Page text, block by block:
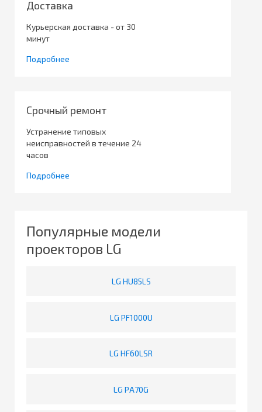
Доставка
Курьерская доставка - от 30
минут
Подробнее
Срочный ремонт
Устранение типовых
неисправностей в течение 24
часов
Подробнее
Популярные модели
проекторов LG
LG HU85LS
LG PF1000U
LG HF60LSR
LG PA70G